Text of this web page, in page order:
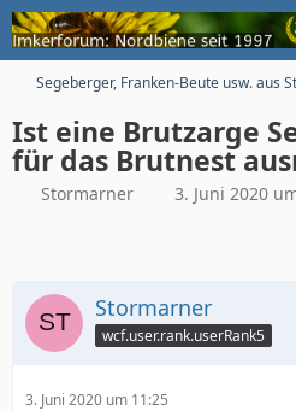
Segeberger, Franken-Beute usw. aus
Ist eine Brutzarge
für das Brutnest
Stormarner 3. Juni 2020
Stormarner
wcf.user.rank.userRank5
3. Juni 2020 um 11:25